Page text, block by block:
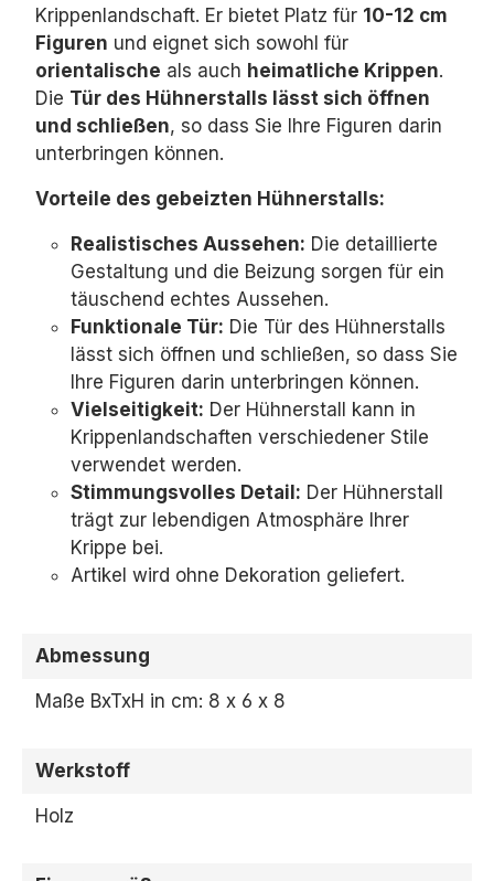
Krippenlandschaft. Er bietet Platz für 10-12 cm
Figuren und eignet sich sowohl für
orientalische als auch heimatliche Krippen.
Die Tür des Hühnerstalls lässt sich öffnen
und schließen, so dass Sie Ihre Figuren darin
unterbringen können.
Vorteile des gebeizten Hühnerstalls:
Realistisches Aussehen: Die detaillierte
Gestaltung und die Beizung sorgen für ein
täuschend echtes Aussehen.
Funktionale Tür: Die Tür des Hühnerstalls
lässt sich öffnen und schließen, so dass Sie
Ihre Figuren darin unterbringen können.
Vielseitigkeit: Der Hühnerstall kann in
Krippenlandschaften verschiedener Stile
verwendet werden.
Stimmungsvolles Detail: Der Hühnerstall
trägt zur lebendigen Atmosphäre Ihrer
Krippe bei.
Artikel wird ohne Dekoration geliefert.
Abmessung
Maße BxTxH in cm: 8 x 6 x 8
Werkstoff
Holz